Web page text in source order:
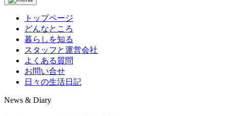
トップページ
どんなところ
暮らしを知る
スタッフと運営会社
よくある質問
お問い合せ
日々の生活日記
News & Diary